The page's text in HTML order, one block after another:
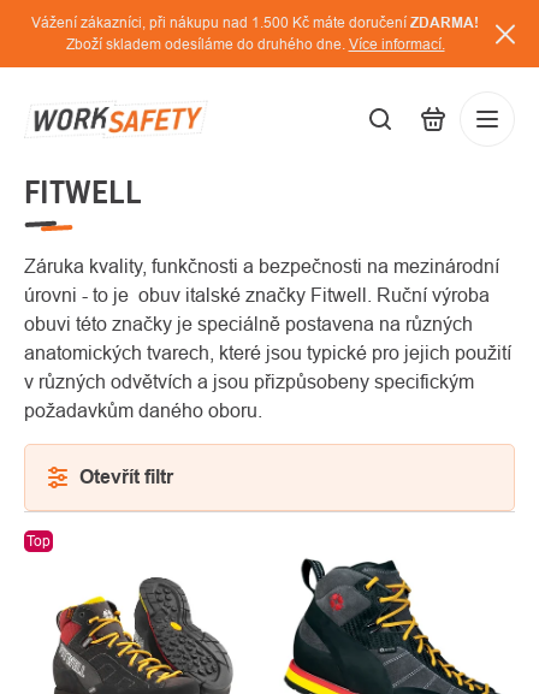
Přejít
obsah
Vážení zákazníci, při nákupu nad 1.500 Kč máte doručení ZDARMA!
Zboží skladem odesíláme do druhého dne. Více informací.
FITWELL
Záruka kvality, funkčnosti a bezpečnosti na mezinárodní
úrovni - to je obuv italské značky Fitwell. Ruční výroba
obuvi této značky je speciálně postavena na různých
anatomických tvarech, které jsou typické pro jejich použití
v různých odvětvích a jsou přizpůsobeny specifickým
požadavkům daného oboru.
Otevřít filtr
VÝPIS
PRODUKTŮ
Top